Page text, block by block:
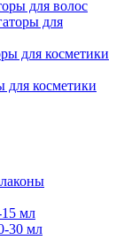
для волос
для
для косметики
для косметики
15 мл
30 мл